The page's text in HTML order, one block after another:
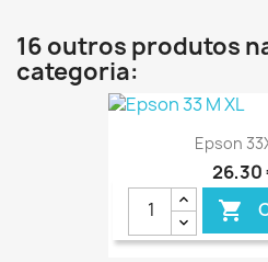
16 outros produtos
categoria:
Epson
26,30
